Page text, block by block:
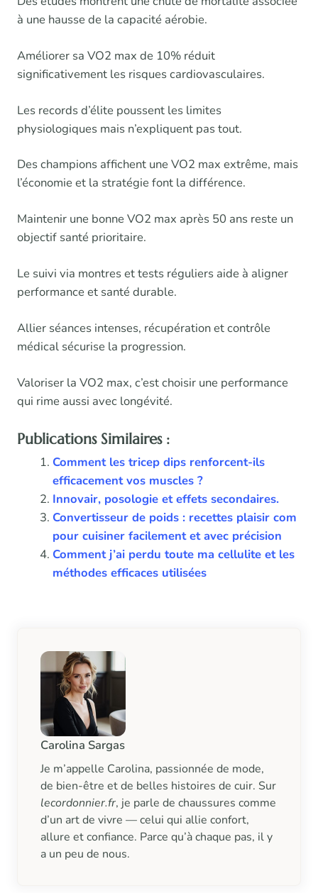
à une hausse de la capacité aérobie.
Améliorer sa VO2 max de 10% réduit
significativement les risques cardiovasculaires.
Les records d’élite poussent les limites
physiologiques mais n’expliquent pas tout.
Des champions affichent une VO2 max extrême, mais
l’économie et la stratégie font la différence.
Maintenir une bonne VO2 max après 50 ans reste un
objectif santé prioritaire.
Le suivi via montres et tests réguliers aide à aligner
performance et santé durable.
Allier séances intenses, récupération et contrôle
médical sécurise la progression.
Valoriser la VO2 max, c’est choisir une performance
qui rime aussi avec longévité.
Publications Similaires :
Comment les tricep dips renforcent-ils
efficacement vos muscles ?
Innovair, posologie et effets secondaires.
Convertisseur de poids : recettes plaisir com
pour cuisiner facilement et avec précision
Comment j’ai perdu toute ma cellulite et les
méthodes efficaces utilisées
Carolina Sargas
Je m’appelle Carolina, passionnée de mode,
de bien-être et de belles histoires de cuir. Sur
lecordonnier.fr, je parle de chaussures comme
d’un art de vivre — celui qui allie confort,
allure et confiance. Parce qu’à chaque pas, il y
a un peu de nous.